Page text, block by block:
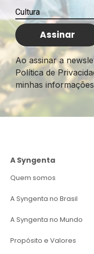
Ao assinar a
Política de
minhas
A Syngenta
Quem somos
A Syngenta no Brasil
A Syngenta no Mundo
Propósito e Valores